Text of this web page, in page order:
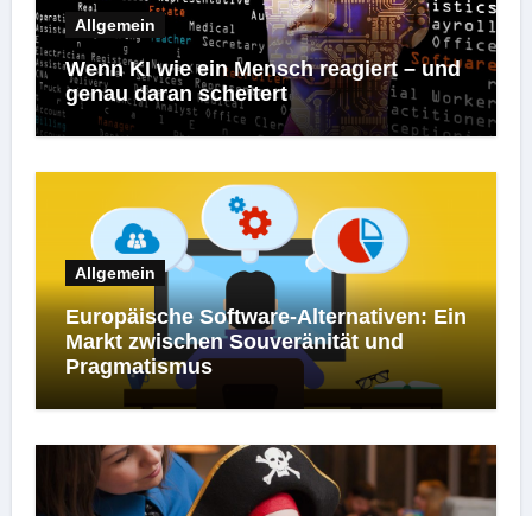
Allgemein
Wenn KI wie ein Mensch reagiert – und
genau daran scheitert
Allgemein
Europäische Software-Alternativen: Ein
Markt zwischen Souveränität und
Pragmatismus